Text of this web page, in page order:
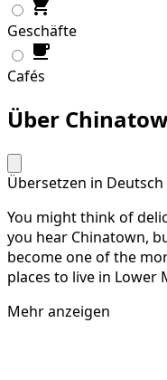
Geschäfte
Cafés
Über
Übersetzen in Deutsch
You might think of
you hear Chinatown,
become one of the
places to live in Lower
Mehr anzeigen